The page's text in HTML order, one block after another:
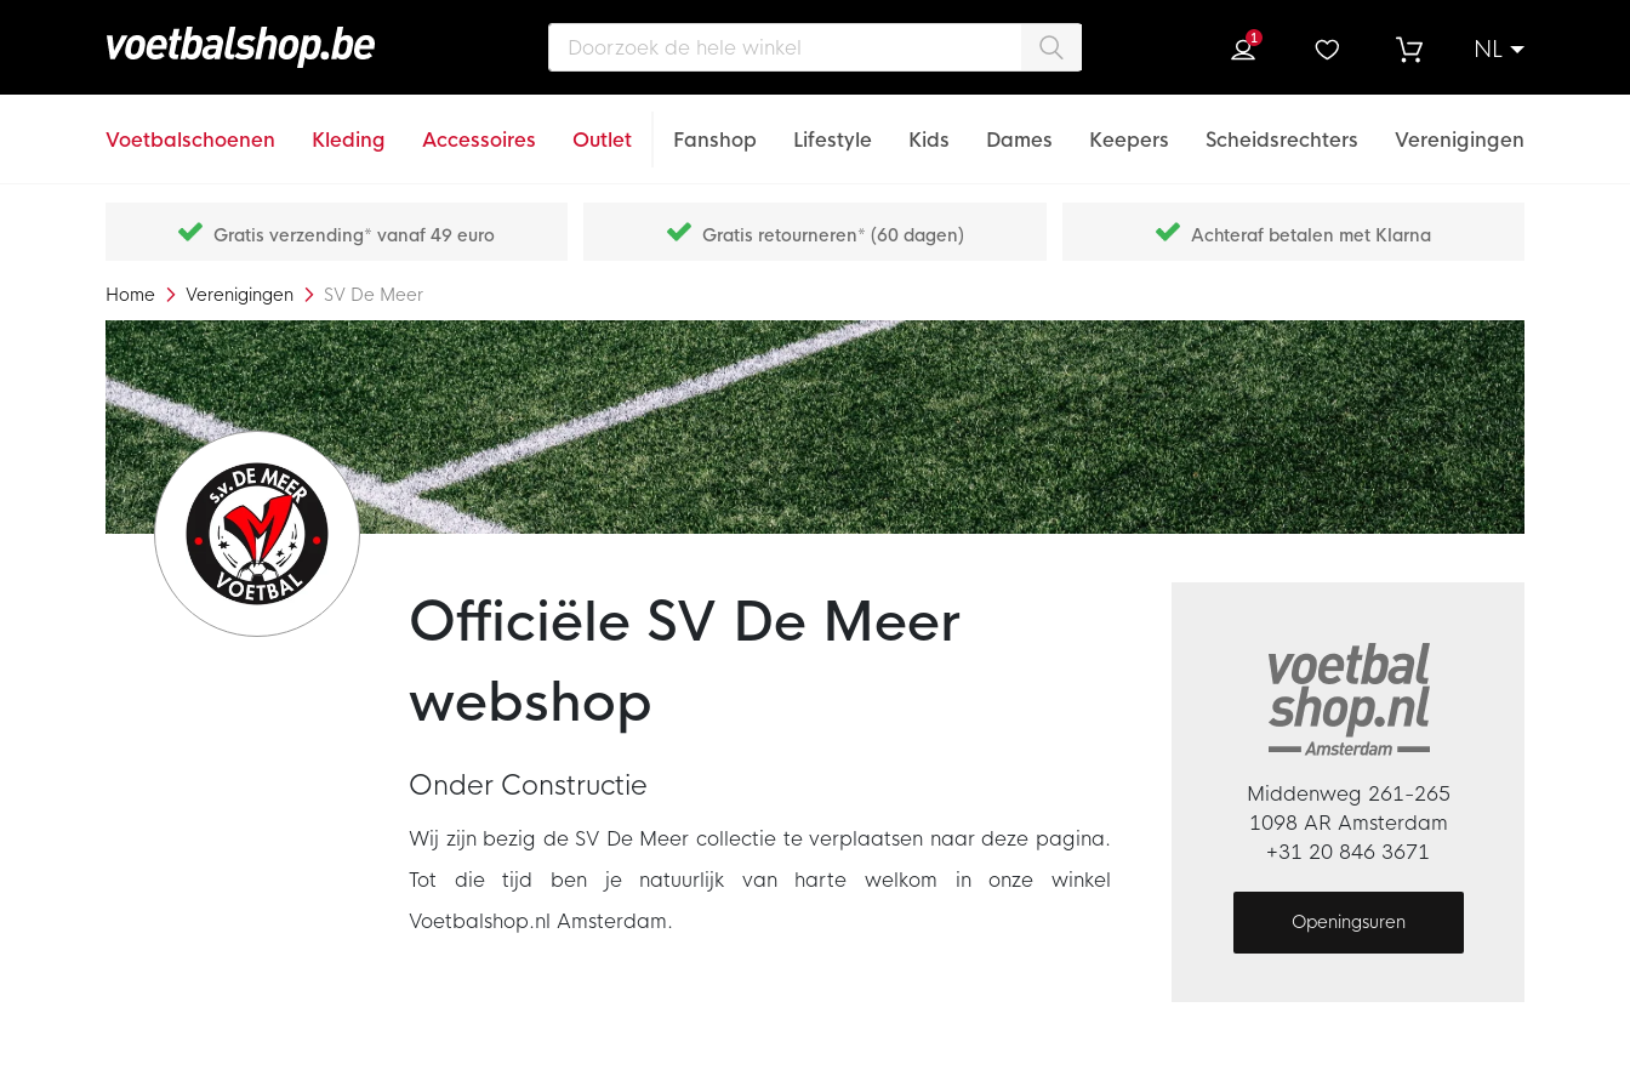
NL
1
Voetbalschoenen Kleding Accessoires Outlet Fanshop Lifestyle Kids Dames Keepers Scheidsrechters Verenigingen
Gratis verzending* vanaf 49 euro Gratis retourneren* (60 dagen) Achteraf betalen met Klarna
Home Verenigingen SV De Meer
Officiële SV De Meer
webshop
Onder Constructie
Wij zijn bezig de SV De Meer collectie te verplaatsen naar deze pagina.
Tot die tijd ben je natuurlijk van harte welkom in onze winkel
Voetbalshop.nl Amsterdam.
Middenweg 261-265
1098 AR Amsterdam
+31 20 846 3671
Openingsuren